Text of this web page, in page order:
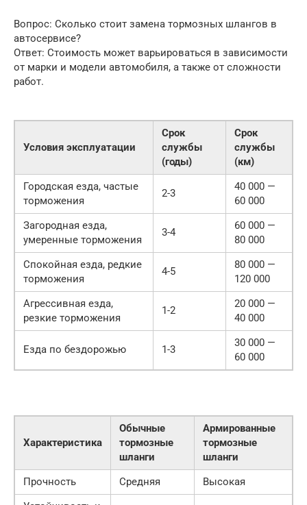
Вопрос: Сколько стоит замена тормозных шлангов в
автосервисе?
Ответ: Стоимость может варьироваться в зависимости
от марки и модели автомобиля, а также от сложности
работ.
Условия эксплуатации
Срок
службы
(годы)
Срок
службы
(км)
Городская езда, частые
торможения
2-3
40 000 —
60 000
Загородная езда,
умеренные торможения
3-4
60 000 —
80 000
Спокойная езда, редкие
торможения
4-5
80 000 —
120 000
Агрессивная езда,
резкие торможения
1-2
20 000 —
40 000
Езда по бездорожью 1-3
30 000 —
60 000
Характеристика
Обычные
тормозные
шланги
Армированные
тормозные
шланги
Прочность
Средняя
Высокая